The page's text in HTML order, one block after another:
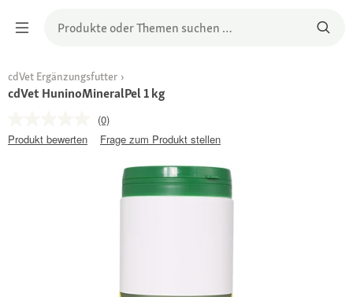
cdVet Ergänzungsfutter
cdVet HuninoMineralPel 1 kg
(0)
Produkt bewerten
Frage zum Produkt stellen